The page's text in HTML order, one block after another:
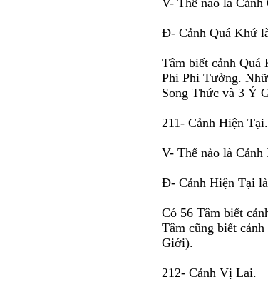
V- Thế nào là Cảnh
Ð- Cảnh Quá Khứ
Tâm biết cảnh
Phi Phi Tưởng.
Song Thức và 3 Ý
211- Cảnh Hiện Tại.
V- Thế nào là Cảnh
Ð- Cảnh Hiện Tại là
Có 56 Tâm biết
Tâm cũng biết
Giới).
212- Cảnh Vị Lai.